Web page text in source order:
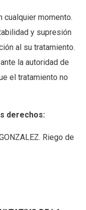
cualquier momento.
y supresión
al su tratamiento.
la autoridad de
el tratamiento no
derechos:
Riego de